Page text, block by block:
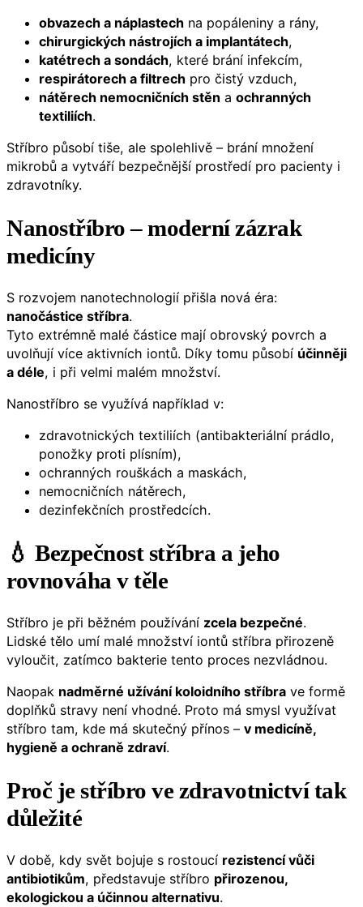
obvazech a náplastech na popáleniny a rány,
chirurgických nástrojích a implantátech,
katétrech a sondách, které brání infekcím,
respirátorech a filtrech pro čistý vzduch,
nátěrech nemocničních stěn a ochranných
textiliích.
Stříbro působí tiše, ale spolehlivě – brání množení
mikrobů a vytváří bezpečnější prostředí pro pacienty i
zdravotníky.
Nanostříbro – moderní zázrak
medicíny
S rozvojem nanotechnologií přišla nová éra:
nanočástice stříbra.
Tyto extrémně malé částice mají obrovský povrch a
uvolňují více aktivních iontů. Díky tomu působí účinněji
a déle, i při velmi malém množství.
Nanostříbro se využívá například v:
zdravotnických textiliích (antibakteriální prádlo,
ponožky proti plísním),
ochranných rouškách a maskách,
nemocničních nátěrech,
dezinfekčních prostředcích.
💧 Bezpečnoststříbra a jeho
rovnováha v těle
Stříbro je při běžném používání zcela bezpečné.
Lidské tělo umí malé množství iontů stříbra přirozeně
vyloučit, zatímco bakterie tento proces nezvládnou.
Naopak nadměrné užívání koloidního stříbra ve formě
doplňků stravy není vhodné. Proto má smysl využívat
stříbro tam, kde má skutečný přínos – v medicíně,
hygieně a ochraně zdraví.
Proč je stříbro ve zdravotnictví tak
důležité
V době, kdy svět bojuje s rostoucí rezistencí vůči
antibiotikům, představuje stříbro přirozenou,
ekologickou a účinnou alternativu.